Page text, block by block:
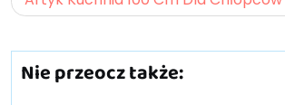
Nie przeocz także: